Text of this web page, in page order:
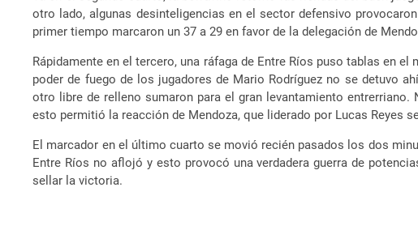
otro lado, algunas desinteligencias en el sector defensivo
primer tiempo marcaron un 37 a 29 en favor de la delegación de
Rápidamente en el tercero, una ráfaga de Entre Ríos puso tablas en
poder de fuego de los jugadores de Mario Rodríguez no se detuvo
otro libre de relleno sumaron para el gran levantamiento
esto permitió la reacción de Mendoza, que liderado por Lucas Reyes
El marcador en el último cuarto se movió recién pasados los dos
Entre Ríos no aflojó y esto provocó una verdadera guerra de
sellar la victoria.